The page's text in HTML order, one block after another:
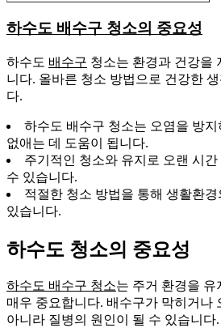
하수도 배수구 청소의 중요성
하수도 배수구 청소는 환경과 건강을
니다. 올바른 청소 방법으로 건강한
다.
하수도 배수구 청소는 오염을 방
없애는 데 도움이 됩니다.
주기적인 청소와 유지로 오랜 시
수 있습니다.
적절한 청소 방법을 통해 생활환
있습니다.
하수도 청소의 중요성
하수도 배수구 청소는 주거 환경을 유
매우 중요합니다. 배수구가 막히거나
아니라 질병의 원인이 될 수 있습니다.